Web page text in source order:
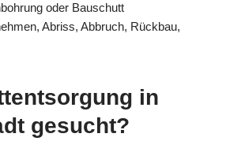
oder Bauschutt
Abriss, Abbruch, Rückbau,
in
gesucht?